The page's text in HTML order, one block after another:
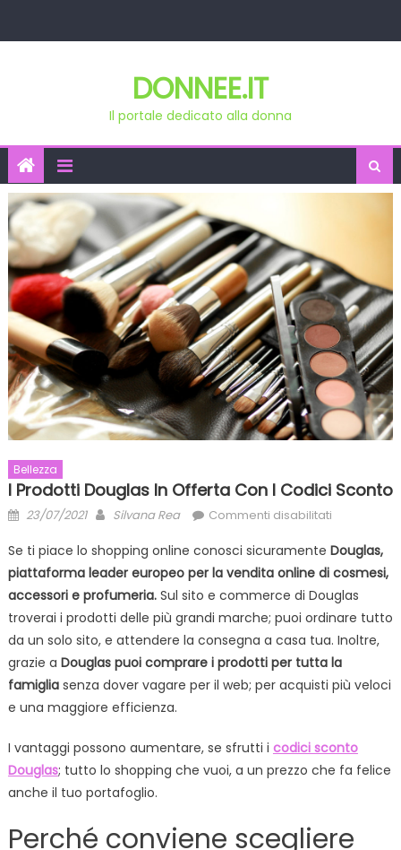
DONNEE.IT
Il portale dedicato alla donna
Bellezza
I Prodotti Douglas In Offerta Con I Codici Sconto
Posted
23/07/2021 Author
Silvana Rea Commenti disabilitatisu
prodotti
Douglas
in
offerta
con
i
codici
sconto
Se ti piace lo shopping online conosci sicuramente Douglas,
piattaforma leader europeo per la vendita online di cosmesi,
accessori e profumeria.Sul sito e commerce di Douglas
troverai i prodotti delle più grandi marche; puoi ordinare tutto
da un solo sito, e attendere la consegna a casa tua. Inoltre,
grazie a Douglas puoi comprare i prodotti per tutta la
famigliasenza dover vagare per il web; per acquisti più veloci
e una maggiore efficienza.
I vantaggi possono aumentare, se sfrutti i codici sconto
Douglas; tutto lo shopping che vuoi, a un prezzo che fa felice
anche il tuo portafoglio.
Perché conviene scegliere